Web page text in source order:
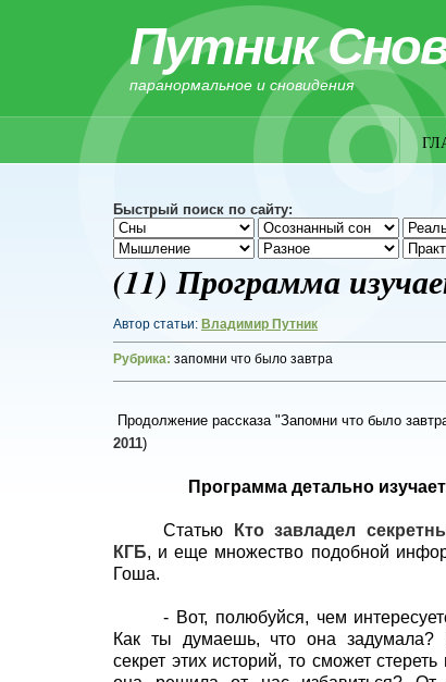
Путник
паранормальное и сновидения
Быстрый поиск по сайту:
(11) Программа
Автор статьи: Владимир Путник
Рубрика: запомни что было завтра
Продолжение рассказа "Запомни что было
2011)
Программа детально
Статью
Кто завладел
КГБ, и еще множество подобной
Гоша.
- Вот, полюбуйся, чем
Как ты думаешь, что она задумала?
секрет этих историй, то сможет